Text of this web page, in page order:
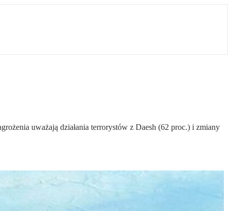
uważają działania terrorystów z Daesh (62 proc.) i zmiany